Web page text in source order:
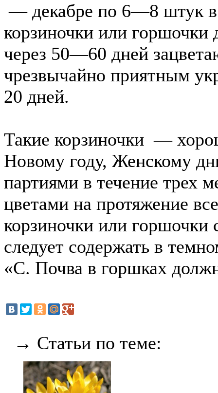
— декабре по 6—8 штук в
корзиночки или
через 50—60 дней
чрезвычайно приятным
20 дней.
Такие корзиночки —
Новому году, Женскому
партиями в течение трех
цветами на протяжение
корзиночки или
следует содержать в
«С. Почва в горшках
→ Статьи по теме: